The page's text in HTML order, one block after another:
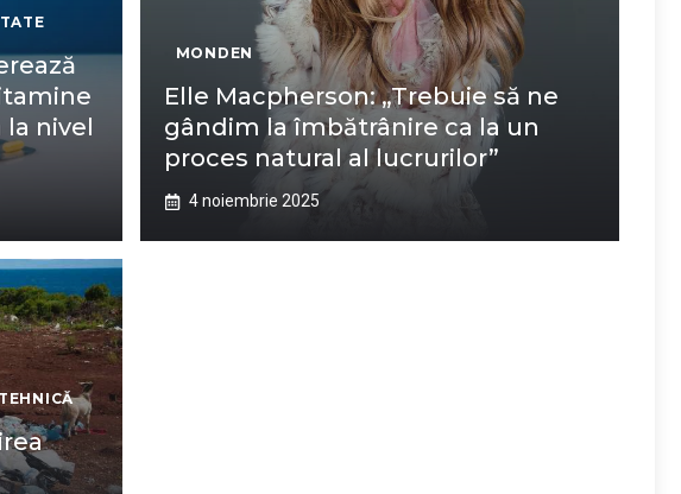
nivel
MONDEN
Elle Macpherson: „Trebuie să ne
gândim la îmbătrânire ca la un
proces natural al lucrurilor”
4 noiembrie 2025